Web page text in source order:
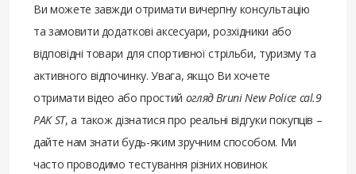
Ви можете завжди отримати вичерпну консультацію
та замовити додаткові аксесуари, розхідники або
відповідні товари для спортивної стрільби, туризму та
активного відпочинку. Увага, якщо Ви хочете
отримати відео або простий огляд Bruni New Police cal.9
PAK ST, а також дізнатися про реальні відгуки покупців –
дайте нам знати будь-яким зручним способом. Ми
часто проводимо тестування різних новинок